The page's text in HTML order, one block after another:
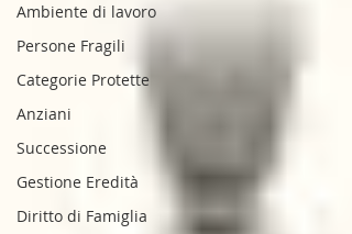
Ambiente di lavoro
Persone Fragili
Categorie Protette
Anziani
Successione
Gestione Eredità
Diritto di Famiglia